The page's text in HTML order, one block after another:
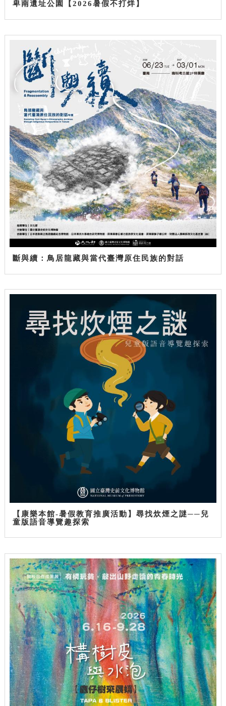
卑南遺址公園【2026暑假不打烊】
斷與續：鳥居龍藏與當代臺灣原住民族的對話
【康樂本館-暑假教育推廣活動】尋找炊煙之謎──兒
童版語音導覽趣探索